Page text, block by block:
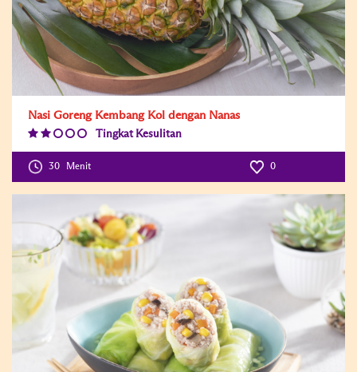
Nasi Goreng Kembang Kol dengan Nanas
Tingkat Kesulitan
Level:2
30 Menit 0